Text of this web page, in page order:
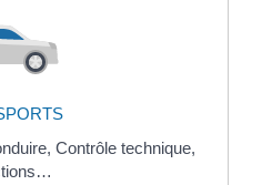
Contrôle technique,